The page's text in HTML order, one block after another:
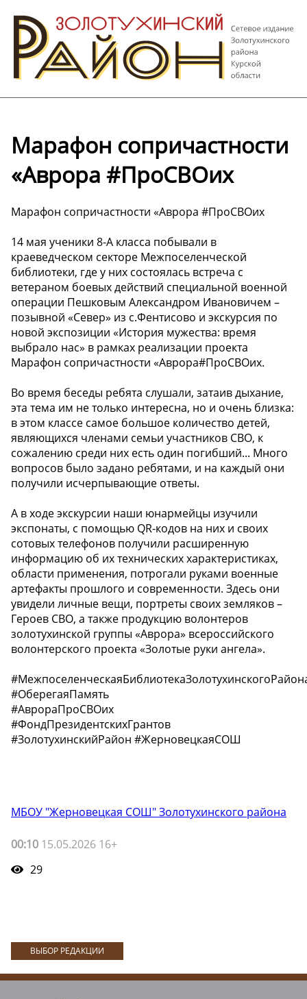
Марафон сопричастности
«Аврора #ПроСВОих
Марафон сопричастности «Аврора #ПроСВОих
14 мая ученики 8-А класса побывали в
краеведческом секторе Межпоселенческой
библиотеки, где у них состоялась встреча с
ветераном боевых действий специальной военной
операции Пешковым Александром Ивановичем –
позывной «Север» из с.Фентисово и экскурсия по
новой экспозиции «История мужества: время
выбрало нас» в рамках реализации проекта
Марафон сопричастности «Аврора#ПроСВОих.
Во время беседы ребята слушали, затаив дыхание,
эта тема им не только интересна, но и очень близка:
в этом классе самое большое количество детей,
являющихся членами семьи участников СВО, к
сожалению среди них есть один погибший... Много
вопросов было задано ребятами, и на каждый они
получили исчерпывающие ответы.
А в ходе экскурсии наши юнармейцы изучили
экспонаты, с помощью QR-кодов на них и своих
сотовых телефонов получили расширенную
информацию об их технических характеристиках,
области применения, потрогали руками военные
артефакты прошлого и современности. Здесь они
увидели личные вещи, портреты своих земляков –
Героев СВО, а также продукцию волонтеров
золотухинской группы «Аврора» всероссийского
волонтерского проекта «Золотые руки ангела».
#ОберегаяПамять
#АврораПроСВОих
#ФондПрезидентскихГрантов
#ЗолотухинскийРайон #ЖерновецкаяСОШ
МБОУ "Жерновецкая СОШ" Золотухинского района
00:10 15.05.2026 16+
29
ВЫБОР РЕДАКЦИИ